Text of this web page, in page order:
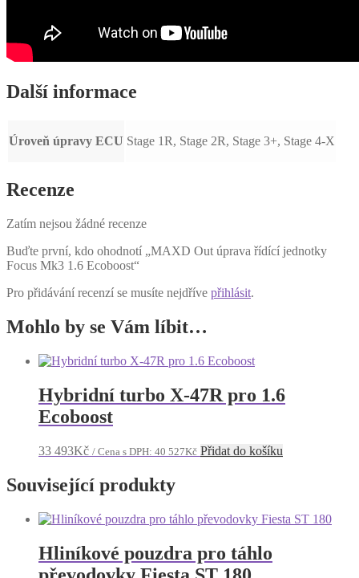
Další informace
Úroveň úpravy ECU Stage 1R, Stage 2R, Stage 3+, Stage 4-X
Recenze
Zatím nejsou žádné recenze
Buďte první, kdo ohodnotí „MAXD Out úprava řídící jednotky
Focus Mk3 1.6 Ecoboost“
Pro přidávání recenzí se musíte nejdříve přihlásit.
Mohlo by se Vám líbit…
Hybridní turbo X-47R pro 1.6
Ecoboost
33 493Kč / Cena s DPH: 40 527Kč Přidat do košíku
Související produkty
Hliníkové pouzdra pro táhlo